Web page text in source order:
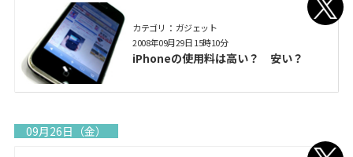
カテゴリ： ガジェット
iPhoneの使用料は高い？ 安い？
2008年09月29日 15時10分
09月26日（金）